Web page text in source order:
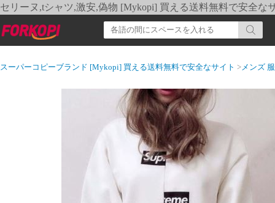
セリーヌ,tシャツ,激安,偽物 [Mykopi] 買える送料無料で安全な
スーパーコピーブランド [Mykopi] 買える送料無料で安全なサイト >メンズ 服